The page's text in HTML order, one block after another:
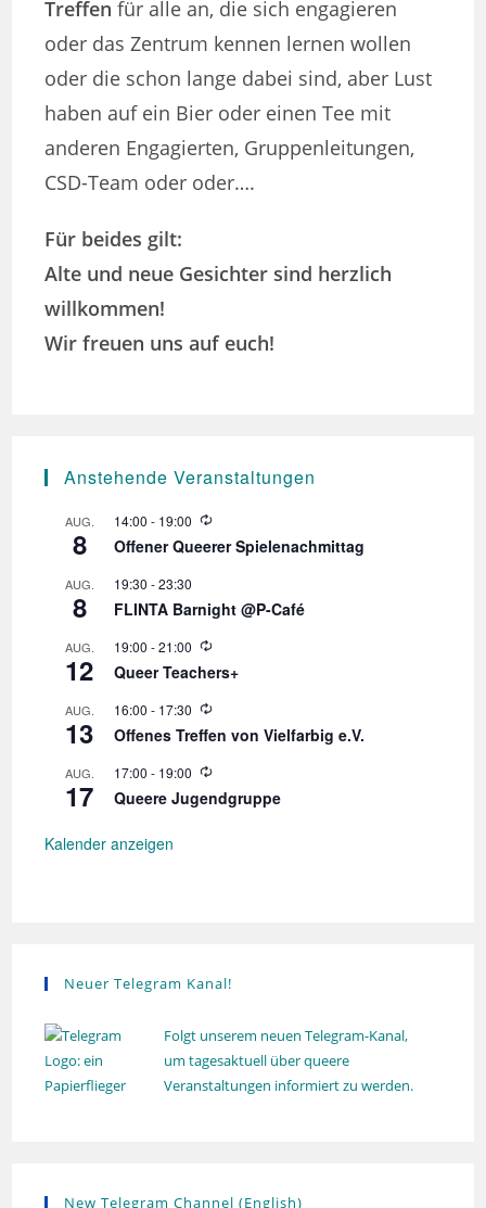
Treffen für alle an, die sich engagieren
oder das Zentrum kennen lernen wollen
oder die schon lange dabei sind, aber Lust
haben auf ein Bier oder einen Tee mit
anderen Engagierten, Gruppenleitungen,
CSD-Team oder oder….
Für beides gilt:
Alte und neue Gesichter sind herzlich
willkommen!
Wir freuen uns auf euch!
Anstehende Veranstaltungen
AUG.
8
14:00 - 19:00
W
e
r
h
o
u
g
Offener Queerer Spielenachmittag
AUG.
8
19:30 -23:30
FLINTA Barnight @P-Café
AUG.
12
19:00 -21:00
W
e
e
r
o
u
Queer Teachers+
AUG.
13
16:00 - 17:30
W
e
e
r
Offenes Treffen von Vielfarbig e.V.
AUG.
17
17:00 - 19:00
W
e
Queere Jugendgruppe
Kalender anzeigen
Neuer Telegram Kanal!
Folgt unserem neuen Telegram-Kanal,
um tagesaktuell über queere
Veranstaltungen informiert zu werden.
New Telegram Channel (English)